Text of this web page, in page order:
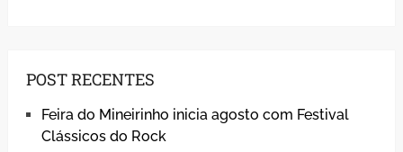
POST RECENTES
Feira do Mineirinho inicia agosto com Festival
Clássicos do Rock